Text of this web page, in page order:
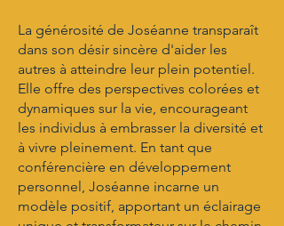
La générosité de Joséanne transparaît
dans son désir sincère d'aider les
autres à atteindre leur plein potentiel.
Elle offre des perspectives colorées et
dynamiques sur la vie, encourageant
les individus à embrasser la diversité et
à vivre pleinement. En tant que
conférencière en développement
personnel, Joséanne incarne un
modèle positif, apportant un éclairage